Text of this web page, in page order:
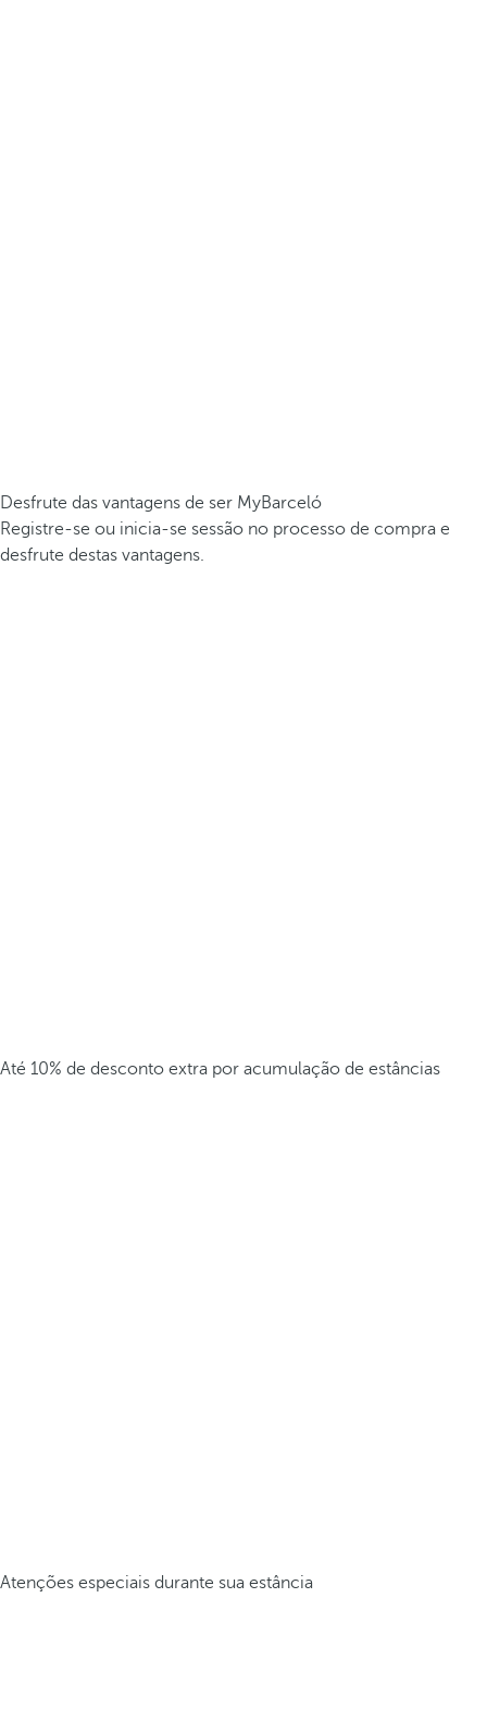
Desfrute das vantagens de ser MyBarceló
Registre-se ou inicia-se sessão no processo de compra e
desfrute destas vantagens.
Até 10% de desconto extra por acumulação de estâncias
Atenções especiais durante sua estância